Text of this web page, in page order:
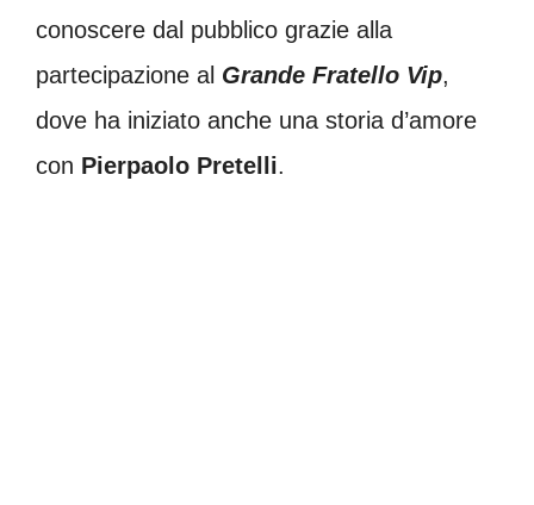
conoscere dal pubblico grazie alla
partecipazione al Grande Fratello Vip,
dove ha iniziato anche una storia d’amore
con Pierpaolo Pretelli.